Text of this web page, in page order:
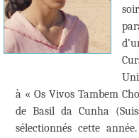
à « Os Vivos Tambem
de Basil da Cunha
sélectionnés cette